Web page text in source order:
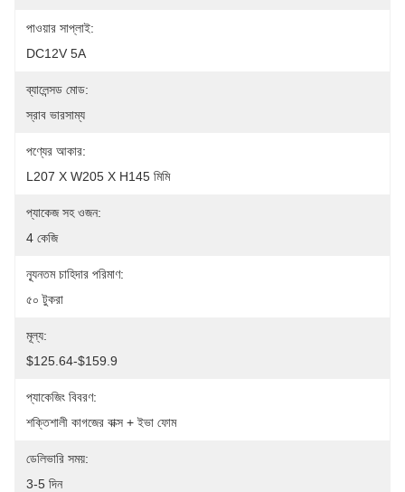
পাওয়ার সাপ্লাই:
DC12V 5A
ব্যালেন্সড মোড:
স্রাব ভারসাম্য
পণ্যের আকার:
L207 X W205 X H145 মিমি
প্যাকেজ সহ ওজন:
4 কেজি
ন্যূনতম চাহিদার পরিমাণ:
৫০ টুকরা
মূল্য:
$125.64-$159.9
প্যাকেজিং বিবরণ:
শক্তিশালী কাগজের বাক্স + ইভা ফোম
ডেলিভারি সময়:
3-5 দিন